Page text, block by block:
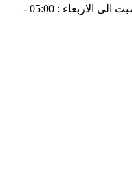
أوقات الدوام في المكتب من السبت الى الاربعاء : 05:00 -